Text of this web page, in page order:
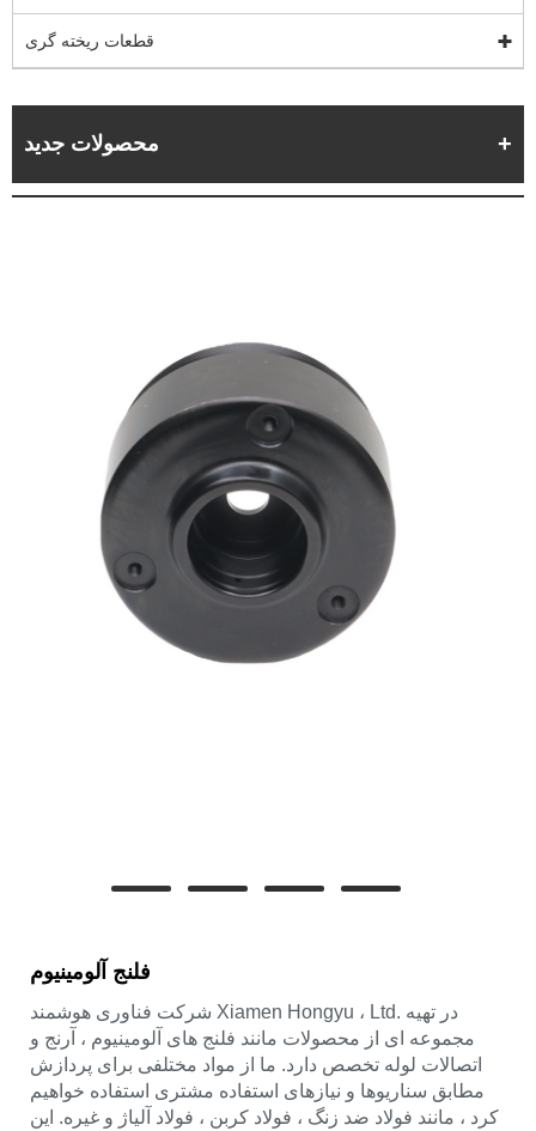
قطعات ریخته گری
محصولات جدید
فلنج آلومینیوم
شرکت فناوری هوشمند Xiamen Hongyu ، Ltd. در تهیه
مجموعه ای از محصولات مانند فلنج های آلومینیوم ، آرنج و
اتصالات لوله تخصص دارد. ما از مواد مختلفی برای پردازش
مطابق سناریوها و نیازهای استفاده مشتری استفاده خواهیم
کرد ، مانند فولاد ضد زنگ ، فولاد کربن ، فولاد آلیاژ و غیره. این